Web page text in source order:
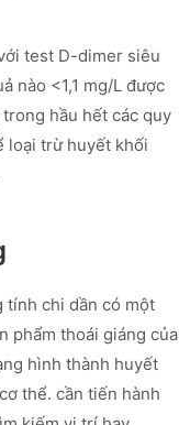
test D-dimer siêu
nào <1,1 mg/L được
hầu hết các quy
loại trừ huyết khối
tính chi dần có một
phẩm thoái giáng của
hình thành huyết
thể. cần tiến hành